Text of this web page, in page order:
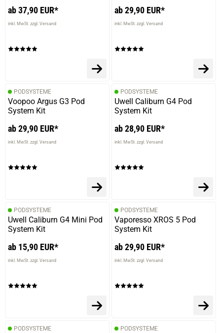
ab 37,90 EUR*
inkl. MwSt. zzgl. Versand
ab 29,90 EUR*
inkl. MwSt. zzgl. Versand
PODSYSTEME
Voopoo Argus G3 Pod
System Kit
ab 29,90 EUR*
inkl. MwSt. zzgl. Versand
PODSYSTEME
Uwell Caliburn G4 Pod
System Kit
ab 28,90 EUR*
inkl. MwSt. zzgl. Versand
PODSYSTEME
Uwell Caliburn G4 Mini Pod
System Kit
ab 15,90 EUR*
inkl. MwSt. zzgl. Versand
PODSYSTEME
Vaporesso XROS 5 Pod
System Kit
ab 29,90 EUR*
inkl. MwSt. zzgl. Versand
PODSYSTEME PODSYSTEME